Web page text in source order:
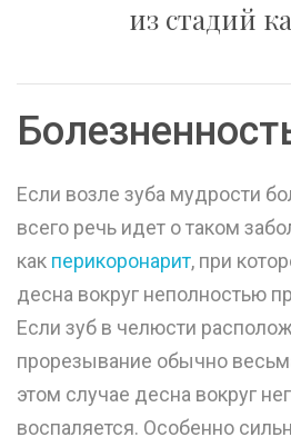
из стадий
Если возле зуба мудрости
всего речь идет о таком
как перикоронарит, при
десна вокруг неполностью
Если зуб в челюсти
прорезывание обычно
этом случае десна вокруг
воспаляется. Особенно